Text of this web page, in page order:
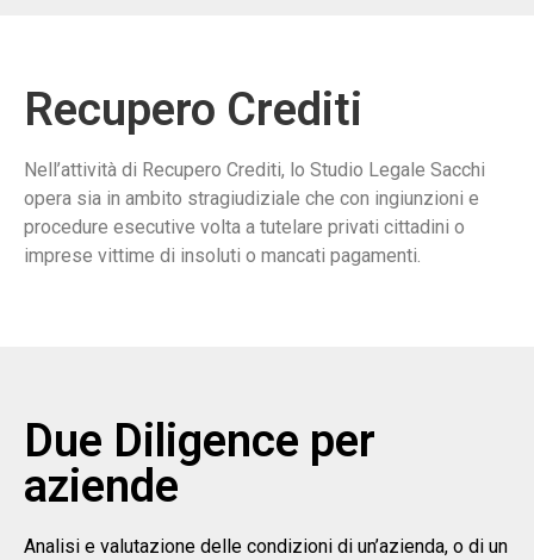
Recupero Crediti
Nell’attività di Recupero Crediti, lo Studio Legale Sacchi
opera sia in ambito stragiudiziale che con ingiunzioni e
procedure esecutive volta a tutelare privati cittadini o
imprese vittime di insoluti o mancati pagamenti.
Due Diligence per
aziende
Analisi e valutazione delle condizioni di un’azienda, o di un